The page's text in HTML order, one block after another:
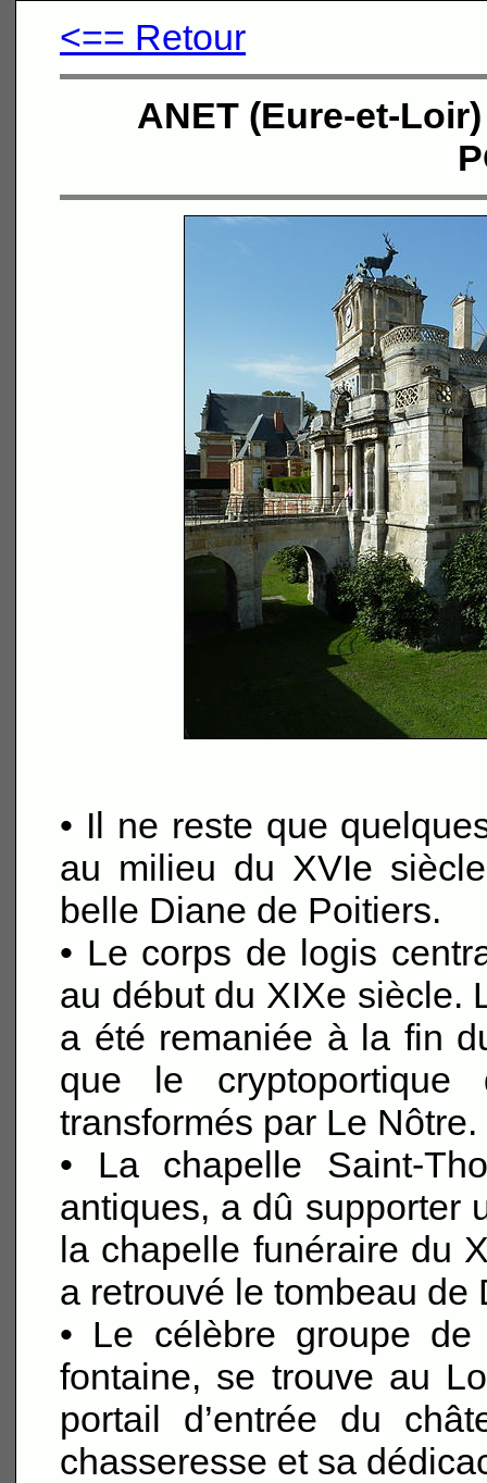
<== Retour
ANET (Eure-et-
• Il ne reste que
au milieu du XVIe
belle Diane de Poitiers.
• Le corps de logis
au début du XIXe siècle.
a été remaniée à la fin
que le
transformés par Le Nôtre.
• La chapelle Saint-
antiques, a dû supporter
la chapelle funéraire du
a retrouvé le tombeau de
• Le célèbre groupe
fontaine, se trouve au
portail d’entrée du
chasseresse et sa